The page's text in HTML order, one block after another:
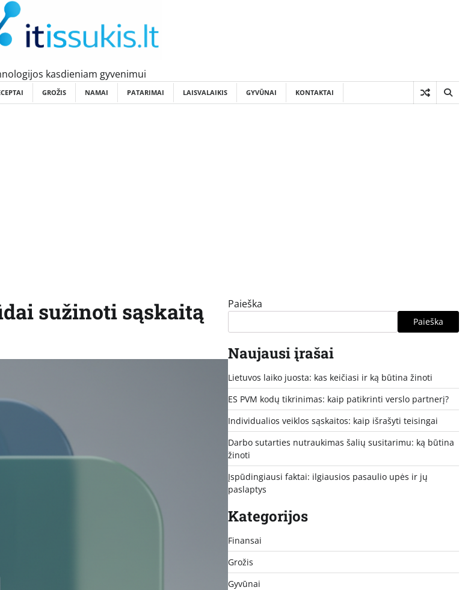
kasdieniam gyvenimui
GROŽIS NAMAI PATARIMAI LAISVALAIKIS GYVŪNAI KONTAKTAI
sužinoti sąskaitą Paieška
Paieška
Naujausi įrašai
Lietuvos laiko juosta: kas keičiasi ir ką būtina žinoti
ES PVM kodų tikrinimas: kaip patikrinti verslo partnerį?
Individualios veiklos sąskaitos: kaip išrašyti teisingai
Darbo sutarties nutraukimas šalių susitarimu: ką būtina
žinoti
Įspūdingiausi faktai: ilgiausios pasaulio upės ir jų
paslaptys
Kategorijos
Finansai
Grožis
Gyvūnai